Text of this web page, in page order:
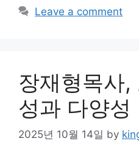
Leave a comment
장재형목사,
성과 다양성
2025년 10월 14일 by